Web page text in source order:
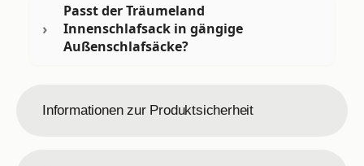
Passt der Träumeland
Innenschlafsack in gängige
Außenschlafsäcke?
Informationen zur Produktsicherheit